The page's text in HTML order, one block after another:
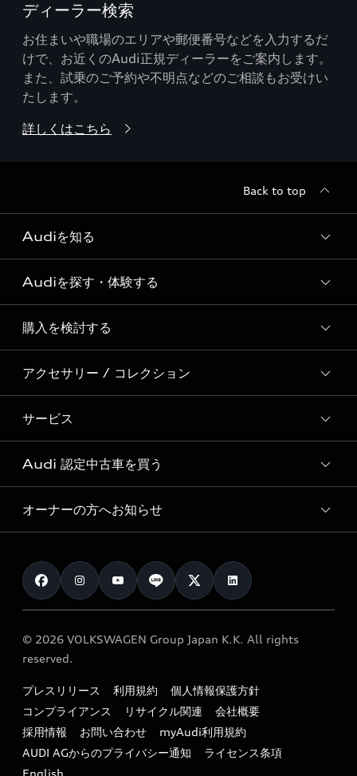
ディーラー検索
お住まいや職場のエリアや郵便番号などを入力するだ
けで、お近くのAudi正規ディーラーをご案内します。
また、試乗のご予約や不明点などのご相談もお受けい
たします。
詳しくはこちら
Back to top
Audiを知る
Audi ブランド
Story of Progress
Audi Sport
Formula 1®
デジタルサービス
Audiを探す・体験する
ディーラー検索
新車在庫検索
試乗車・展示車検索
見積り依頼
試乗予約
購入を検討する
モデル一覧
特別仕様モデル / 限定モデル
e-tronラインアップ
価格シミュレーション
車両比較
カタログ一覧
アクセサリー / コレクション
純正アクセサリー
オンラインショップ
Audi collection
アウディナビアプリ
サービス
サービス入庫予約
サービスプログラム
メンテナンス
車検 / 定期点検
e-tronアフターサポート
myAudi
Audi 認定中古車を買う
Audi認定中古車
クオリティ
保証
メンテナンス
ファイナンス
キャンペーン / イベント
買取査定
オーナーの方へお知らせ
お知らせ
オーナー様向けキャンペーン
特定整備適用車一覧
リサイクル法
よくある質問（FAQ）
© 2026 VOLKSWAGEN Group Japan K.K. All rights
reserved.
プレスリリース 利用規約
個人情報保護方針
コンプライアンス
リサイクル関連
会社概要
採用情報
お問い合わせ
myAudi利用規約
AUDI AGからのプライバシー通知
ライセンス条項
English